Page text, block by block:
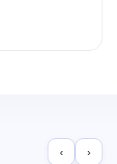
‹ ›